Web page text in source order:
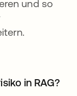
und so
in RAG?